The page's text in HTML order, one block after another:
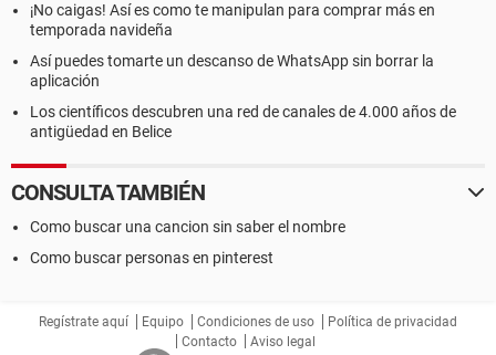
¡No caigas! Así es como te manipulan para comprar más en
temporada navideña
Así puedes tomarte un descanso de WhatsApp sin borrar la
aplicación
Los científicos descubren una red de canales de 4.000 años de
antigüedad en Belice
CONSULTA TAMBIÉN
Como buscar una cancion sin saber el nombre
Como buscar personas en pinterest
Regístrate aquí Equipo Condiciones de uso
Política de privacidad
Contacto
Aviso legal